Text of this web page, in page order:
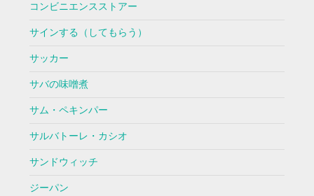
コンビニエンスストアー
サインする（してもらう）
サッカー
サバの味噌煮
サム・ペキンパー
サルバトーレ・カシオ
サンドウィッチ
ジーパン